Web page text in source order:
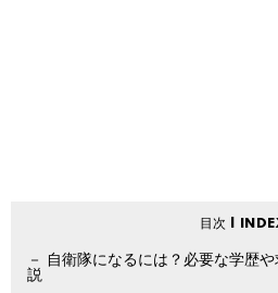
自衛隊になるには？必要な学歴
説